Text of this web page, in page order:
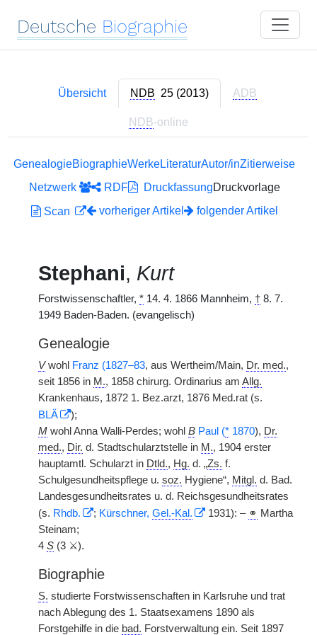
Deutsche Biographie
Übersicht NDB 25 (2013) ADB
NDB-online
GenealogieBiographieWerkeLiteraturAutor/inZitierweise
Netzwerk
RDF DruckfassungDruckvorlage
Scan
vorheriger Artikel folgender Artikel
Stephani, Kurt
Forstwissenschaftler, * 14. 4. 1866 Mannheim, † 8. 7.
1949 Baden-Baden. (evangelisch)
Genealogie
Vwohl Franz (1827–83, aus Wertheim/Main, Dr. med.,
seit 1856 in M., 1858 chirurg. Ordinarius am Allg.
Krankenhaus, 1872 1. Bez.arzt, 1876 Med.rat (s.
BLÄ
);
M wohl Anna Walli-Perdes; wohl B Paul (* 1870), Dr.
med., Dir. d. Stadtschularztstelle in M., 1904 erster
hauptamtl. Schularzt in Dtld., Hg. d. „Zs. f.
Schulgesundheitspflege u. soz. Hygiene“, Mitgl. d. Bad.
Landesgesundheitsrates u. d. Reichsgesundheitsrates
(s. Rhdb. ; Kürschner, Gel.-Kal. 1931): – ⚭ Martha
Steinam;
4 S (3 ⚔).
Biographie
S. studierte Forstwissenschaften in Karlsruhe und trat
nach Ablegung des 1. Staatsexamens 1890 als
Forstgehilfe in die bad. Forstverwaltung ein. Seit 1897